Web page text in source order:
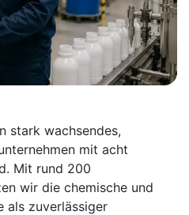
stark wachsendes,
mit acht
Mit rund 200
wir die chemische und
als zuverlässiger